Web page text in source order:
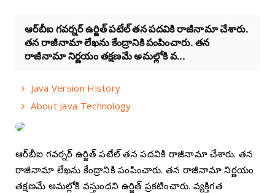
ఆర్‌బీఐ గవర్నర్‌ ఉర్జిత్‌ పటేల్‌ తన పదవికి రాజీనామా చేశారు.
తన రాజీనామా లేఖను కేంద్రానికి పంపించారు. తన
రాజీనామా నిర్ణయం తక్షణమే అమల్లోకి వ...
Java Version History
About Java Technology
ఆర్‌బీఐ గవర్నర్‌ ఉర్జిత్‌ పటేల్‌ తన పదవికి రాజీనామా చేశారు. తన
రాజీనామా లేఖను కేంద్రానికి పంపించారు. తన రాజీనామా నిర్ణయం
తక్షణమే అమల్లోకి వస్తుందని ఉర్జిత్‌ ప్రకటించారు. వ్యక్తిగత